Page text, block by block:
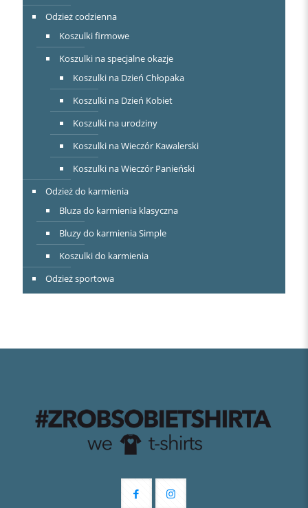
Odzież codzienna
Koszulki firmowe
Koszulki na specjalne okazje
Koszulki na Dzień Chłopaka
Koszulki na Dzień Kobiet
Koszulki na urodziny
Koszulki na Wieczór Kawalerski
Koszulki na Wieczór Panieński
Odzież do karmienia
Bluza do karmienia klasyczna
Bluzy do karmienia Simple
Koszulki do karmienia
Odzież sportowa